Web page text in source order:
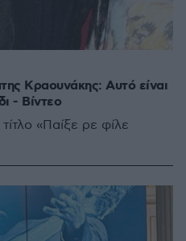
Κραουνάκης: Αυτό είναι
- Βίντεο
«Παίξε ρε φίλε